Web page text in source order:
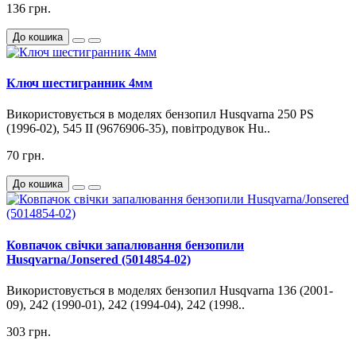
136 грн.
До кошика
Ключ шестигранник 4мм
Використовується в моделях бензопил Husqvarna 250 PS
(1996-02), 545 II (9676906-35), повітродувок Hu..
70 грн.
До кошика
Ковпачок свічки запалювання бензопили
Husqvarna/Jonsered (5014854-02)
Використовується в моделях бензопил Husqvarna 136 (2001-
09), 242 (1990-01), 242 (1994-04), 242 (1998..
303 грн.